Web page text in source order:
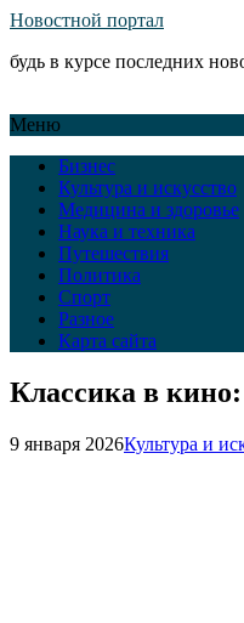
Новостной портал
будь в курсе последних
Меню
Бизнес
Культура и искусство
Медицина и здоровье
Наука и техника
Путешествия
Политика
Спорт
Разное
Карта сайта
Классика в
9 января 2026Культура и